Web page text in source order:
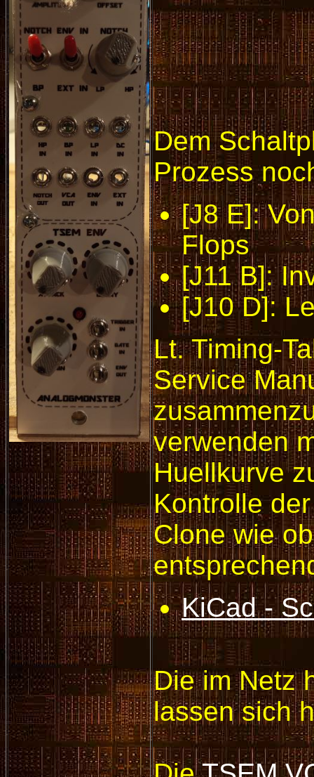
Dem
Prozess
[J8 E]:
Flops
[J11 B]:
[J10 D]:
Lt. Timing-
Service
verwenden
Huellkurve
Kontrolle
Clone wie
KiCad -
Die im Netz
lassen sich